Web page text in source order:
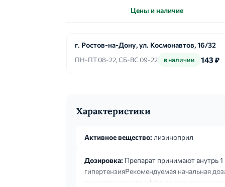
Цены и наличие
г. Ростов-на-Дону, ул. Космонавтов, 16/32
ПН-ПТ 08-22, СБ-ВС 09-22 в наличии 143 ₽
Характеристики
Активное вещество: лизиноприл
Дозировка: Препарат принимают внутрь
гипертензияРекомендуемая начальная
терапевтического эффекта дозу